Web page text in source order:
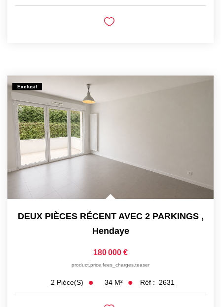
Exclusif
DEUX PIÈCES RÉCENT AVEC 2 PARKINGS ,
Hendaye
180 000 €
product.price.fees_charges.teaser
2 Pièce(s) 34 M² Réf : 2631